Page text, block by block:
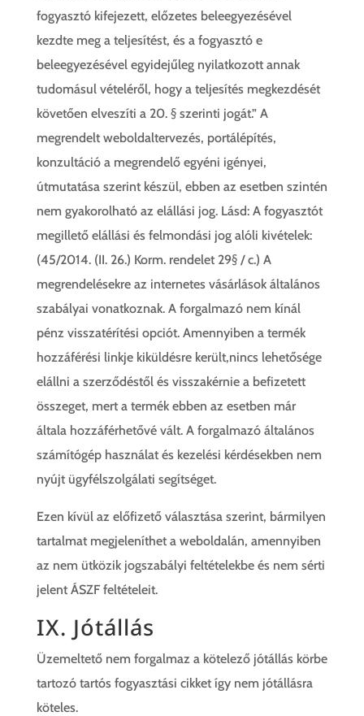
fogyasztó kifejezett, előzetes beleegyezésével
kezdte meg a teljesítést, és a fogyasztó e
beleegyezésével egyidejűleg nyilatkozott annak
tudomásul vételéről, hogy a teljesítés megkezdését
követően elveszíti a 20. § szerinti jogát.” A
megrendelt weboldaltervezés, portálépítés,
konzultáció a megrendelő egyéni igényei,
útmutatása szerint készül, ebben az esetben szintén
nem gyakorolható az elállási jog. Lásd: A fogyasztót
megillető elállási és felmondási jog alóli kivételek:
(45/2014. (II. 26.) Korm. rendelet 29§ / c.) A
megrendelésekre az internetes vásárlások általános
szabályai vonatkoznak. A forgalmazó nem kínál
pénz visszatérítési opciót. Amennyiben a termék
hozzáférési linkje kiküldésre került,nincs lehetősége
elállni a szerződéstől és visszakérnie a befizetett
összeget, mert a termék ebben az esetben már
általa hozzáférhetővé vált. A forgalmazó általános
számítógép használat és kezelési kérdésekben nem
nyújt ügyfélszolgálati segítséget.
Ezen kívül az előfizető választása szerint, bármilyen
tartalmat megjeleníthet a weboldalán, amennyiben
az nem ütközik jogszabályi feltételekbe és nem sérti
jelent ÁSZF feltételeit.
IX. Jótállás
Üzemeltető nem forgalmaz a kötelező jótállás körbe
tartozó tartós fogyasztási cikket így nem jótállásra
köteles.